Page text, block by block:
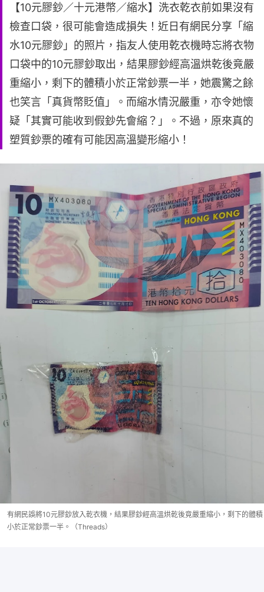
【10元膠鈔／十元港幣／縮水】洗衣乾衣前如果沒有
檢查口袋，很可能會造成損失！近日有網民分享「縮
水10元膠鈔」的照片，指友人使用乾衣機時忘將衣物
口袋中的10元膠鈔取出，結果膠鈔經高溫烘乾後竟嚴
重縮小，剩下的體積小於正常鈔票一半，她震驚之餘
也笑言「真貨幣貶值」。而縮水情況嚴重，亦令她懷
疑「其實可能收到假鈔先會縮？」。不過，原來真的
塑質鈔票的確有可能因高溫變形縮小！
有網民誤將10元膠鈔放入乾衣機，結果膠鈔經高溫烘乾後竟嚴重縮小，剩下的體積
小於正常鈔票一半。（Threads）